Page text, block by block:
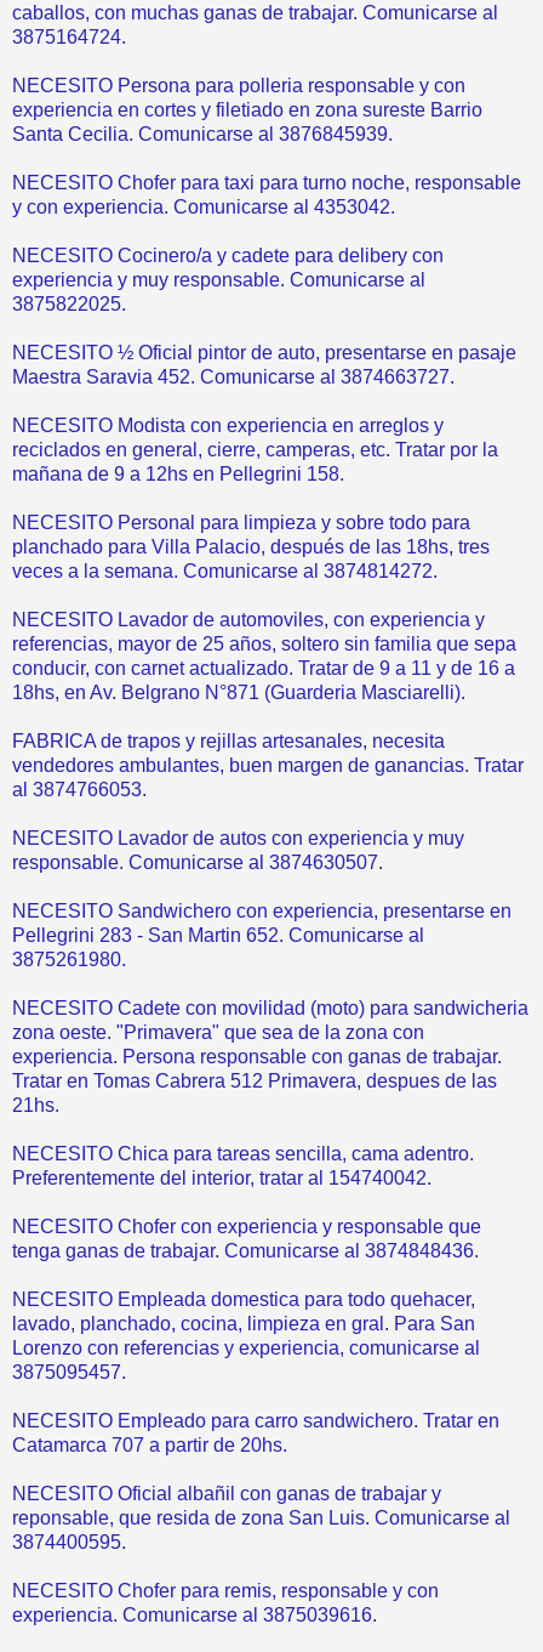
caballos, con muchas ganas de trabajar. Comunicarse al
3875164724.
NECESITO Persona para polleria responsable y con
experiencia en cortes y filetiado en zona sureste Barrio
Santa Cecilia. Comunicarse al 3876845939.
NECESITO Chofer para taxi para turno noche, responsable
y con experiencia. Comunicarse al 4353042.
NECESITO Cocinero/a y cadete para delibery con
experiencia y muy responsable. Comunicarse al
3875822025.
NECESITO ½ Oficial pintor de auto, presentarse en pasaje
Maestra Saravia 452. Comunicarse al 3874663727.
NECESITO Modista con experiencia en arreglos y
reciclados en general, cierre, camperas, etc. Tratar por la
mañana de 9 a 12hs en Pellegrini 158.
NECESITO Personal para limpieza y sobre todo para
planchado para Villa Palacio, después de las 18hs, tres
veces a la semana. Comunicarse al 3874814272.
NECESITO Lavador de automoviles, con experiencia y
referencias, mayor de 25 años, soltero sin familia que sepa
conducir, con carnet actualizado. Tratar de 9 a 11 y de 16 a
18hs, en Av. Belgrano N°871 (Guarderia Masciarelli).
FABRICA de trapos y rejillas artesanales, necesita
vendedores ambulantes, buen margen de ganancias. Tratar
al 3874766053.
NECESITO Lavador de autos con experiencia y muy
responsable. Comunicarse al 3874630507.
NECESITO Sandwichero con experiencia, presentarse en
Pellegrini 283 - San Martin 652. Comunicarse al
3875261980.
NECESITO Cadete con movilidad (moto) para sandwicheria
zona oeste. "Primavera" que sea de la zona con
experiencia. Persona responsable con ganas de trabajar.
Tratar en Tomas Cabrera 512 Primavera, despues de las
21hs.
NECESITO Chica para tareas sencilla, cama adentro.
Preferentemente del interior, tratar al 154740042.
NECESITO Chofer con experiencia y responsable que
tenga ganas de trabajar. Comunicarse al 3874848436.
NECESITO Empleada domestica para todo quehacer,
lavado, planchado, cocina, limpieza en gral. Para San
Lorenzo con referencias y experiencia, comunicarse al
3875095457.
NECESITO Empleado para carro sandwichero. Tratar en
Catamarca 707 a partir de 20hs.
NECESITO Oficial albañil con ganas de trabajar y
reponsable, que resida de zona San Luis. Comunicarse al
3874400595.
NECESITO Chofer para remis, responsable y con
experiencia. Comunicarse al 3875039616.